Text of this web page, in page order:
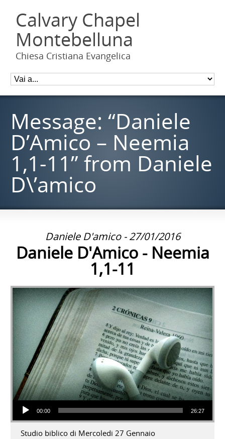
Calvary Chapel
Montebelluna
Chiesa Cristiana Evangelica
Message: “Daniele
D’Amico – Neemia
1,1-11” from Daniele
D\’amico
Daniele D'amico - 27/01/2016
Daniele D'Amico - Neemia
1,1-11
Audio Player
00:00 26:27
Studio biblico di Mercoledi 27 Gennaio